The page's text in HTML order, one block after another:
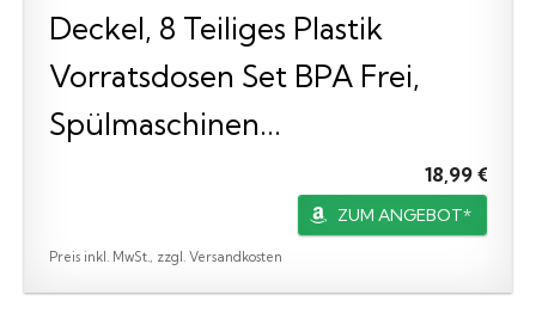
Deckel, 8 Teiliges Plastik
Vorratsdosen Set BPA Frei,
Spülmaschinen...
18,99 €
ZUM ANGEBOT*
Preis inkl. MwSt., zzgl. Versandkosten